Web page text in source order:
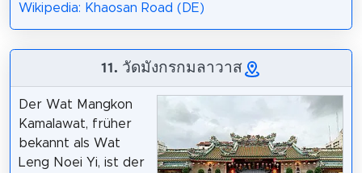
Wikipedia: Khaosan Road (DE)
11. วัดมังกรกมลาวาส
Der Wat Mangkon
Kamalawat, früher
bekannt als Wat
Leng Noei Yi, ist der